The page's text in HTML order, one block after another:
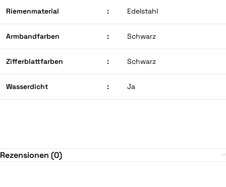
Riemenmaterial : Edelstahl
Armbandfarben : Schwarz
Zifferblattfarben : Schwarz
Wasserdicht : Ja
Rezensionen (0)